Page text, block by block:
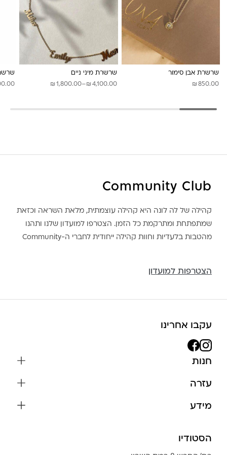
שרשרת אבן סימור
₪ 850.00
שרשרת מיני ניים
₪ 1,800.00–₪ 4,100.00
טווח
עד
Community Club
קהילה של לה לונה היא קהילה עוצמתית, מלאת השראה וכזאת
שמתפתחת ומתרקמת כל הזמן. הצטרפו למועדון שלנו ותהנו
מהטבות בלעדיות וחוות קהילה ייחודית לחברי ה-Community
הצטרפות למועדון
עקבו אחרינו
חנות
צמידים
בגדים
עזרה
מידע
שמירה על התכשיטים
הסטודיו